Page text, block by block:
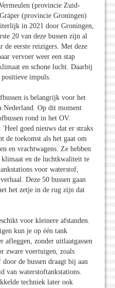
(provincie Zuid-
(provincie Groningen)
in 2021 door Groningen,
20 van deze bussen zijn al
de eerste reizigers. Met deze
vervoer weer een stap
en schone lucht. Daarbij
impuls.
is belangrijk voor het
Nederland. Op dit moment
rond in het OV.
goed nieuws dat er straks
de toekomst als het gaat om
en vrachtwagens. Ze hebben
klimaat en de luchtkwaliteit te
voor waterstof,
Deze 50 bussen gaan
het zetje in de rug zijn dat
voor kleinere afstanden.
kun je op één tank
afleggen, zonder uitlaatgassen
zware voertuigen, zoals
de bussen draagt bij aan
van waterstoftankstations.
techniek later ook